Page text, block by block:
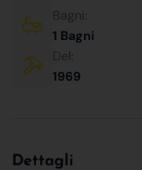
Bagni:
1 Bagni
Del:
1969
Dettagli